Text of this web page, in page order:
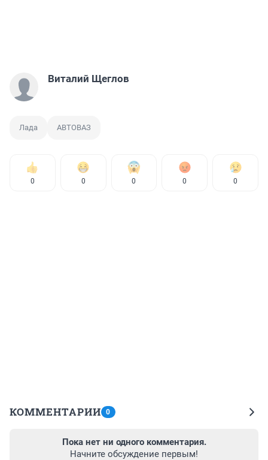
Виталий Щеглов
Лада АВТОВАЗ
0 0 0 0 0
КОММЕНТАРИИ 0
Пока нет ни одного комментария.
Начните обсуждение первым!